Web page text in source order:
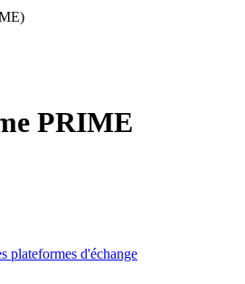
PRIME
plateformes d'échange